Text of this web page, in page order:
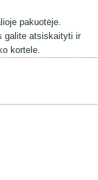
pakuotėje.
galite atsiskaityti ir
kortele.